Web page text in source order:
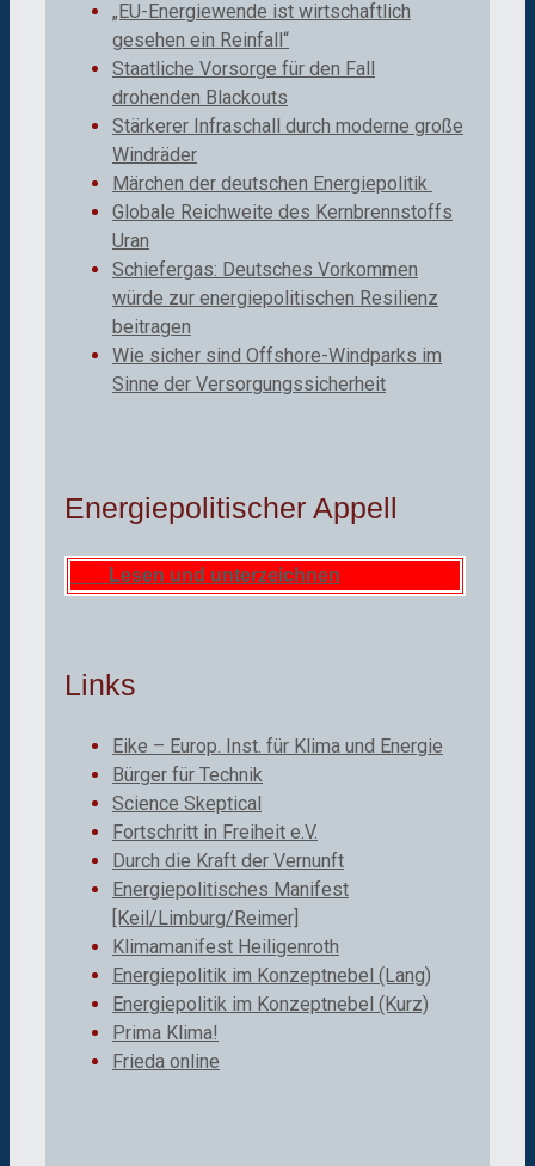
„EU-Energiewende ist wirtschaftlich
gesehen ein Reinfall“
Staatliche Vorsorge für den Fall
drohenden Blackouts
Stärkerer Infraschall durch moderne große
Windräder
Märchen der deutschen Energiepolitik
Globale Reichweite des Kernbrennstoffs
Uran
Schiefergas: Deutsches Vorkommen
würde zur energiepolitischen Resilienz
beitragen
Wie sicher sind Offshore-Windparks im
Sinne der Versorgungssicherheit
Energiepolitischer Appell
Lesen und unterzeichnen
Links
Eike – Europ. Inst. für Klima und Energie
Bürger für Technik
Science Skeptical
Fortschritt in Freiheit e.V.
Durch die Kraft der Vernunft
Energiepolitisches Manifest
[Keil/Limburg/Reimer]
Klimamanifest Heiligenroth
Energiepolitik im Konzeptnebel (Lang)
Energiepolitik im Konzeptnebel (Kurz)
Prima Klima!
Frieda online